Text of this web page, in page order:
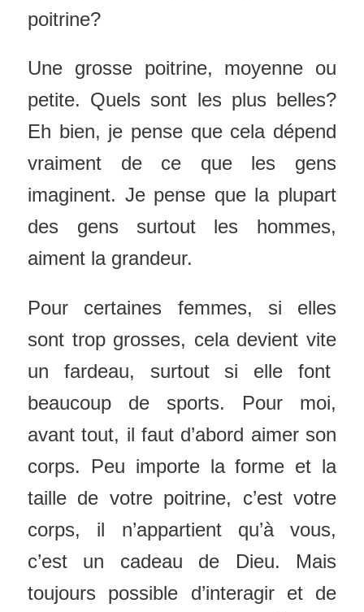
poitrine?
Une grosse poitrine, moyenne ou
petite. Quels sont les plus belles?
Eh bien, je pense que cela dépend
vraiment de ce que les gens
imaginent. Je pense que la plupart
des gens surtout les hommes,
aiment la grandeur.
Pour certaines femmes, si elles
sont trop grosses, cela devient vite
un fardeau, surtout si elle font
beaucoup de sports. Pour moi,
avant tout, il faut d’abord aimer son
corps. Peu importe la forme et la
taille de votre poitrine, c’est votre
corps, il n’appartient qu’à vous,
c’est un cadeau de Dieu. Mais
toujours possible d’interagir et de